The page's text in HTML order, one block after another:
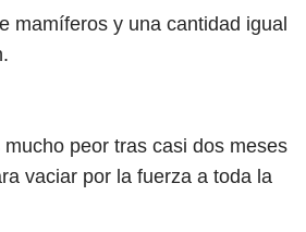
mamíferos y una cantidad igual
peor tras casi dos meses
vaciar por la fuerza a toda la